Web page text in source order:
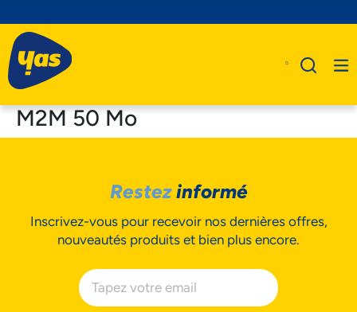
Business
Assistance
M2M 50 Mo
Restezinformé
Inscrivez-vous pour recevoir nos dernières offres,
nouveautés produits et bien plus encore.